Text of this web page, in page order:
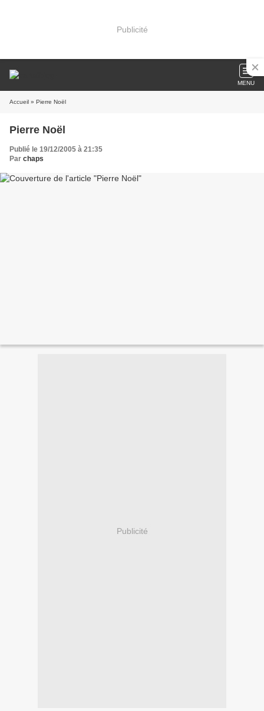
Publicité
MENU
Accueil » Pierre Noël
Pierre Noël
Publié le 19/12/2005 à 21:35
Par chaps
Publicité